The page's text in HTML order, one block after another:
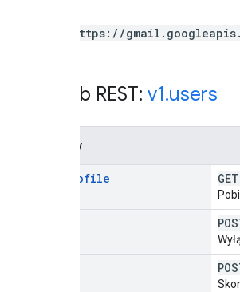
https://
Zasób REST: v1.users
Metody
Profile GET